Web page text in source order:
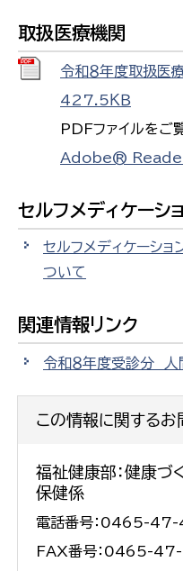
取扱医療機関
令和８年度取扱医
427.5ＫＢ
PDFファイルをご
Adobe®
セルフメディケーシ
セルフメディケーシ
ついて
関連情報リンク
令和８年度受診分 人
この情報に関する
福祉健康部：健康づ
保健係
電話番号：0465-
FAX番号：0465-